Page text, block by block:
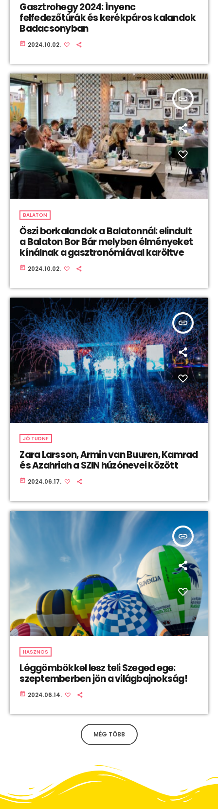
Gasztrohegy 2024: Ínyenc
felfedezőtúrák és kerékpáros kalandok
Badacsonyban
today 2024.10.02.
insert_link
BALATON
Őszi borkalandok a Balatonnál: elindult
a Balaton Bor Bár melyben élményeket
kínálnak a gasztronómiával karöltve
today 2024.10.02.
insert_link
JÓ TUDNI!
Zara Larsson, Armin van Buuren, Kamrad
és Azahriah a SZIN húzónevei között
today 2024.06.17.
insert_link
HASZNOS
Léggömbökkel lesz teli Szeged ege:
szeptemberben jön a világbajnokság!
today 2024.06.14.
MÉG TÖBB